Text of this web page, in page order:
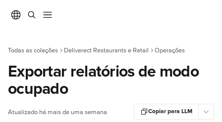
Todas as coleções Deliverect Restaurants e Retail Operações
Exportar relatórios de modo
ocupado
Atualizado há mais de uma semana Copiar para LLM